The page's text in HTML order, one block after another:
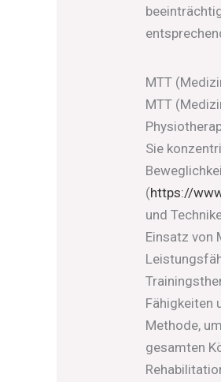
MTT
MTT
Sie
(https://
und
Einsatz von
Fähigkeiten
Methode,
gesamten